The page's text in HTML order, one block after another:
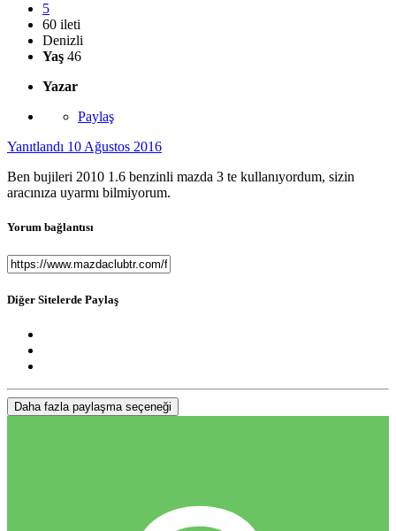
5
60 ileti
Denizli
Yaş 46
Yazar
Paylaş
Yanıtlandı 10 Ağustos 2016
Ben bujileri 2010 1.6 benzinli mazda 3 te kullanıyordum, sizin
aracınıza uyarmı bilmiyorum.
Yorum bağlantısı
Diğer Sitelerde Paylaş
Daha fazla paylaşma seçeneği